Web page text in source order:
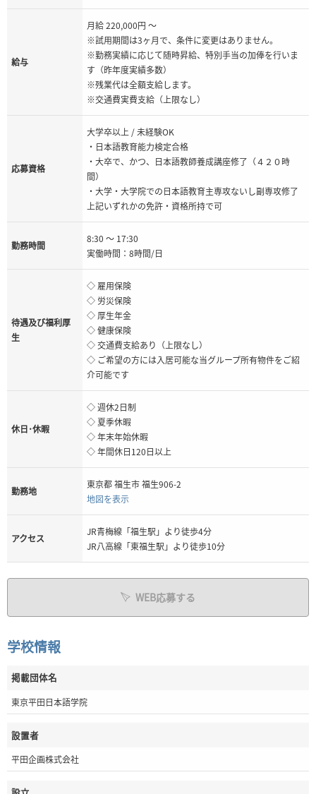
給与
月給 220,000円 ～
※試用期間は3ヶ月で、条件に変更はありません。
※勤務実績に応じて随時昇給、特別手当の加俸を行いま
す（昨年度実績多数）
※残業代は全額支給します。
※交通費実費支給（上限なし）
応募資格
大学卒以上 / 未経験OK
・日本語教育能力検定合格
・大卒で、かつ、日本語教師養成講座修了（４２０時
間）
・大学・大学院での日本語教育主専攻ないし副専攻修了
上記いずれかの免許・資格所持で可
勤務時間
8:30 ～ 17:30
実働時間：8時間/日
待遇及び福利厚
生
◇ 雇用保険
◇ 労災保険
◇ 厚生年金
◇ 健康保険
◇ 交通費支給あり（上限なし）
◇ ご希望の方には入居可能な当グループ所有物件をご紹
介可能です
休日･休暇
◇ 週休2日制
◇ 夏季休暇
◇ 年末年始休暇
◇ 年間休日120日以上
勤務地
東京都 福生市 福生906-2
地図を表示
アクセス
JR青梅線「福生駅」より徒歩4分
JR八高線「東福生駅」より徒歩10分
WEB応募する
学校情報
掲載団体名
東京平田日本語学院
設置者
平田企画株式会社